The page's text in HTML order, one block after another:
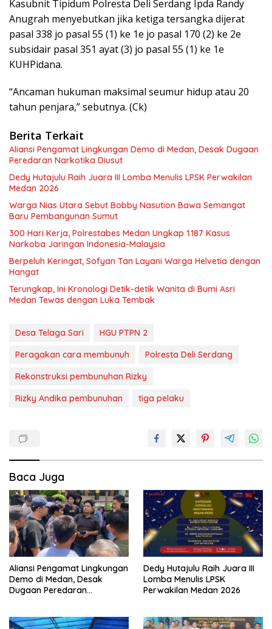
Kasubnit Tipidum Polresta Deli Serdang Ipda Randy
Anugrah menyebutkan jika ketiga tersangka dijerat
pasal 338 jo pasal 55 (1) ke 1e jo pasal 170 (2) ke 2e
subsidair pasal 351 ayat (3) jo pasal 55 (1) ke 1e
KUHPidana.
“Ancaman hukuman maksimal seumur hidup atau 20
tahun penjara,” sebutnya. (Ck)
Berita Terkait
Aliansi Pengamat Lingkungan Demo di Medan, Desak Dugaan
Peredaran Narkotika Diusut
Dedy Hutajulu Raih Juara III Lomba Menulis LPSK Perwakilan
Medan 2026
Warga Nias Utara Sebut Bobby Nasution Bawa Semangat
Baru Pembangunan Sumut
300 Hari Kerja, Polrestabes Medan Ungkap 1.187 Kasus
Narkoba Jaringan Indonesia-Malaysia
Berpeluh Keringat, Sofyan Tan Layani Warga Helvetia dengan
Hangat
Terungkap, Ini Kronologi Detik-detik Wanita di Bumi Asri
Medan Tewas dengan Luka Tembak
Desa Telaga Sari
HGU PTPN 2
Peragakan cara membunuh
Polresta Deli Serdang
Rekonstruksi pembunuhan Rizky
Rizky Andika pembunuhan
tiga pelaku
Baca Juga
Aliansi Pengamat Lingkungan
Demo di Medan, Desak
Dugaan Peredaran
Dedy Hutajulu Raih Juara III
Lomba Menulis LPSK
Perwakilan Medan 2026